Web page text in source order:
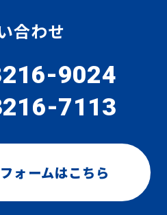
合わせ
9024
7113
ォームはこちら